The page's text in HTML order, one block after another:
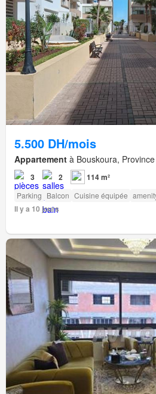
5.500 DH/mois
Appartement à Bouskoura,
3 2 114 m²
Parking Balcon Cuisine équipée
Il y a 10 jours